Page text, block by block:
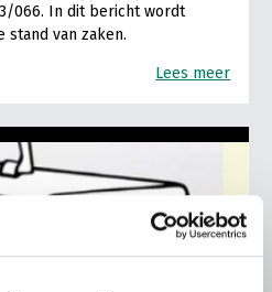
066. In dit bericht wordt
stand van zaken.
Lees meer